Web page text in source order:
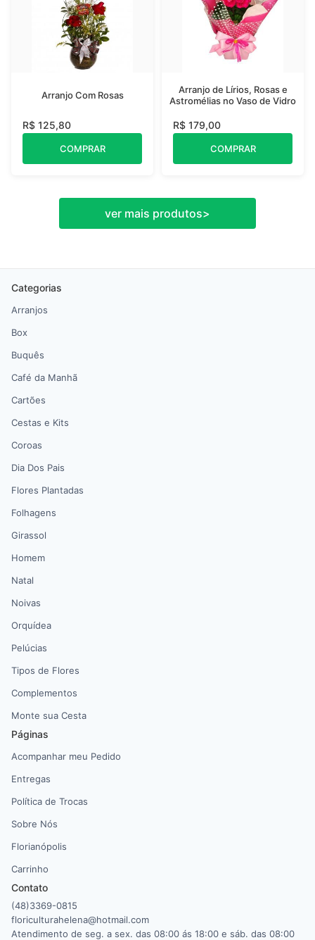
Arranjo Com Rosas
R$ 125,80
COMPRAR
Arranjo de Lírios, Rosas e
Astromélias no Vaso de Vidro
R$ 179,00
COMPRAR
ver mais produtos>
Categorias
Arranjos
Box
Buquês
Café da Manhã
Cartões
Cestas e Kits
Coroas
Dia Dos Pais
Flores Plantadas
Folhagens
Girassol
Homem
Natal
Noivas
Orquídea
Pelúcias
Tipos de Flores
Complementos
Monte sua Cesta
Páginas
Acompanhar meu Pedido
Entregas
Política de Trocas
Sobre Nós
Florianópolis
Carrinho
Contato
(48)3369-0815
floriculturahelena@hotmail.com
Atendimento de seg. a sex. das 08:00 ás 18:00 e sáb. das 08:00